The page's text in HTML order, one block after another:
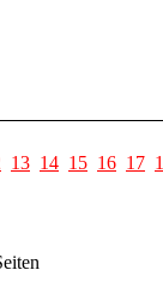
13 14 15 16 17